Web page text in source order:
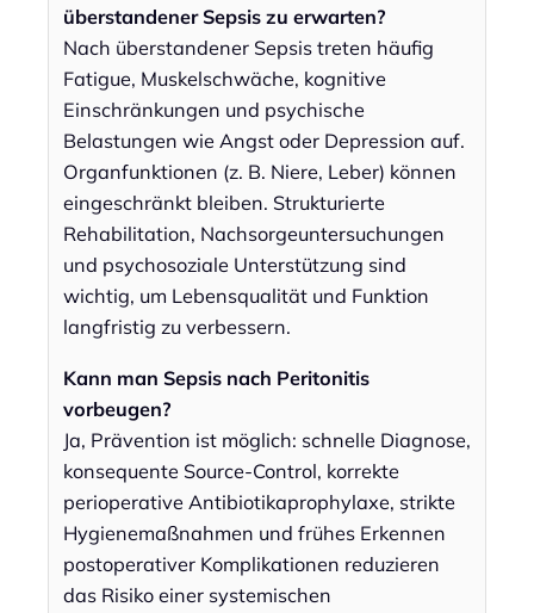
überstandener Sepsis zu erwarten?
Nach überstandener Sepsis treten häufig
Fatigue, Muskelschwäche, kognitive
Einschränkungen und psychische
Belastungen wie Angst oder Depression auf.
Organfunktionen (z. B. Niere, Leber) können
eingeschränkt bleiben. Strukturierte
Rehabilitation, Nachsorgeuntersuchungen
und psychosoziale Unterstützung sind
wichtig, um Lebensqualität und Funktion
langfristig zu verbessern.
Kann man Sepsis nach Peritonitis
vorbeugen?
Ja, Prävention ist möglich: schnelle Diagnose,
konsequente Source-Control, korrekte
perioperative Antibiotikaprophylaxe, strikte
Hygienemaßnahmen und frühes Erkennen
postoperativer Komplikationen reduzieren
das Risiko einer systemischen